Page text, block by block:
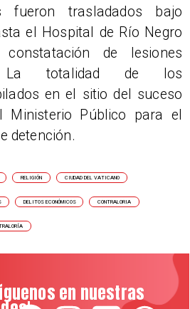
fueron trasladados bajo
el Hospital de Río Negro
de lesiones
La totalidad de los
en el sitio del suceso
Ministerio Público para el
detención.
RELIGIÓN CIUDAD DEL VATICANO
DELITOS ECONÓMICOS CONTRALORIA
en nuestras